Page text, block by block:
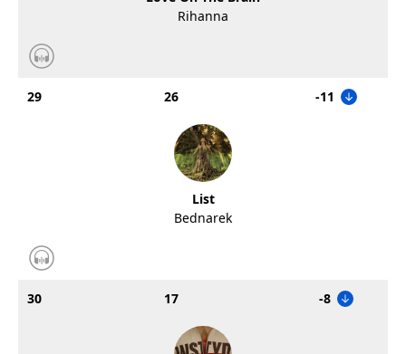
Rihanna
29 26 -11
List
Bednarek
30 17 -8